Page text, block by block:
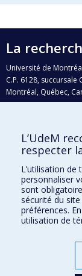
La
Université de
C.P. 6128, succursale
Montréal, Québec,
H3C 3J7
Qui fait quoi?
Nous trouver
Plan du site
Accessibilité
L’UdeM
respecter
L’utilisation
personnaliser
sont
sécurité du
préférences.
utilisation de